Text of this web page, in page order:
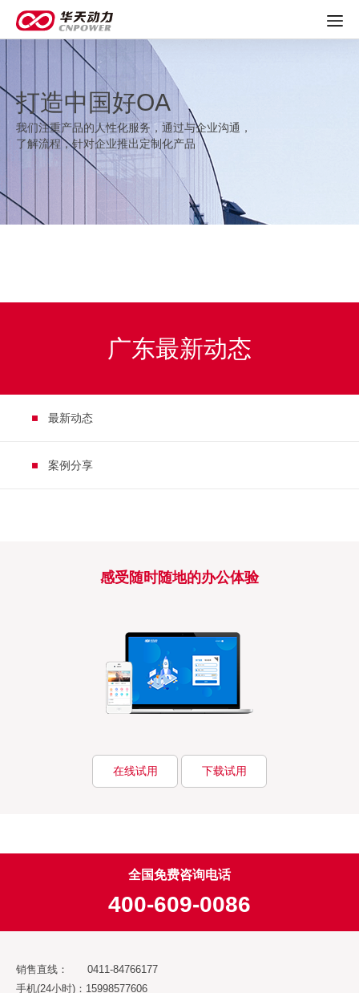
打造中国好OA
我们注重产品的人性化服务，通过与企业沟通，
了解流程，针对企业推出定制化产品
广东最新动态
最新动态
案例分享
感受随时随地的办公体验
在线试用 下载试用
全国免费咨询电话
400-609-0086
销售直线： 0411-84766177
手机(24小时)：15998577606